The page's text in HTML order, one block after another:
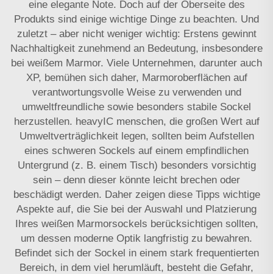
eine elegante Note. Doch auf der Oberseite des
Produkts sind einige wichtige Dinge zu beachten. Und
zuletzt – aber nicht weniger wichtig: Erstens gewinnt
Nachhaltigkeit zunehmend an Bedeutung, insbesondere
bei weißem Marmor. Viele Unternehmen, darunter auch
XP, bemühen sich daher, Marmoroberflächen auf
verantwortungsvolle Weise zu verwenden und
umweltfreundliche sowie besonders stabile Sockel
herzustellen. heavyIC menschen, die großen Wert auf
Umweltverträglichkeit legen, sollten beim Aufstellen
eines schweren Sockels auf einem empfindlichen
Untergrund (z. B. einem Tisch) besonders vorsichtig
sein – denn dieser könnte leicht brechen oder
beschädigt werden. Daher zeigen diese Tipps wichtige
Aspekte auf, die Sie bei der Auswahl und Platzierung
Ihres weißen Marmorsockels berücksichtigen sollten,
um dessen moderne Optik langfristig zu bewahren.
Befindet sich der Sockel in einem stark frequentierten
Bereich, in dem viel herumläuft, besteht die Gefahr,